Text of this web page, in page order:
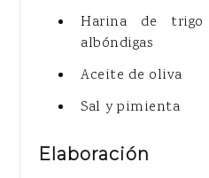
Harina de
albóndigas
Aceite de oliva
Sal y pimienta
Elaboración